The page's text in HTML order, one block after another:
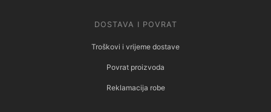
DOSTAVA I POVRAT
Troškovi i vrijeme dostave
Povrat proizvoda
Reklamacija robe